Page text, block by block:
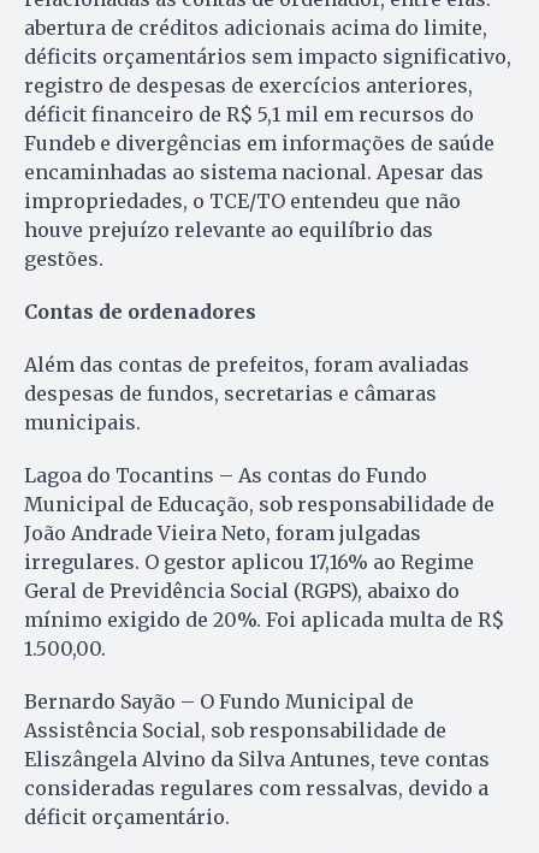
abertura de créditos adicionais acima do limite,
déficits orçamentários sem impacto significativo,
registro de despesas de exercícios anteriores,
déficit financeiro de R$ 5,1 mil em recursos do
Fundeb e divergências em informações de saúde
encaminhadas ao sistema nacional. Apesar das
impropriedades, o TCE/TO entendeu que não
houve prejuízo relevante ao equilíbrio das
gestões.
Contas de ordenadores
Além das contas de prefeitos, foram avaliadas
despesas de fundos, secretarias e câmaras
municipais.
Lagoa do Tocantins – As contas do Fundo
Municipal de Educação, sob responsabilidade de
João Andrade Vieira Neto, foram julgadas
irregulares. O gestor aplicou 17,16% ao Regime
Geral de Previdência Social (RGPS), abaixo do
mínimo exigido de 20%. Foi aplicada multa de R$
1.500,00.
Bernardo Sayão – O Fundo Municipal de
Assistência Social, sob responsabilidade de
Eliszângela Alvino da Silva Antunes, teve contas
consideradas regulares com ressalvas, devido a
déficit orçamentário.